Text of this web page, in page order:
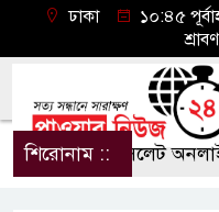
ঢাকা
১০:৪৫
শিরোনাম ::সিলেট অনলাইন